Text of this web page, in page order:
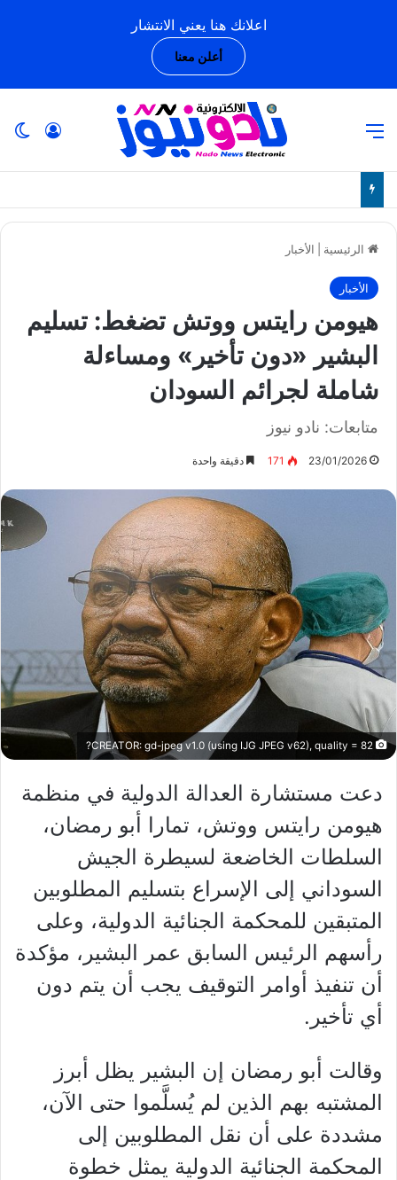
اعلانك هنا يعني الانتشار
أعلن معنا
الرئيسية الأخبار
الأخبار
هيومن رايتس ووتش تضغط: تسليم
البشير «دون تأخير» ومساءلة
شاملة لجرائم السودان
متابعات: نادو نيوز
23/01/2026
171 دقيقة واحدة
دعت مستشارة العدالة الدولية في منظمة
هيومن رايتس ووتش، تمارا أبو رمضان،
السلطات الخاضعة لسيطرة الجيش
السوداني إلى الإسراع بتسليم المطلوبين
المتبقين للمحكمة الجنائية الدولية، وعلى
رأسهم الرئيس السابق عمر البشير، مؤكدة
أن تنفيذ أوامر التوقيف يجب أن يتم دون
أي تأخير.
وقالت أبو رمضان إن البشير يظل أبرز
المشتبه بهم الذين لم يُسلَّموا حتى الآن،
مشددة على أن نقل المطلوبين إلى
المحكمة الجنائية الدولية يمثل خطوة